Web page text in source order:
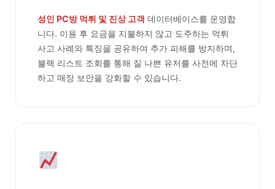
성인 PC방 먹튀 및 진상 고객 데이터베이스를 운영합
니다. 이용 후 요금을 지불하지 않고 도주하는 먹튀
사고 사례와 특징을 공유하여 추가 피해를 방지하며,
블랙 리스트 조회를 통해 질 나쁜 유저를 사전에 차단
하고 매장 보안을 강화할 수 있습니다.